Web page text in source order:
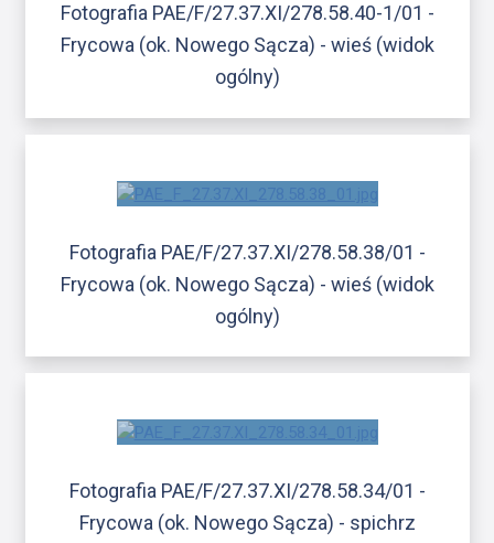
Fotografia PAE/F/27.37.XI/278.58.40-1/01 -
Frycowa (ok. Nowego Sącza) - wieś (widok
ogólny)
Fotografia PAE/F/27.37.XI/278.58.38/01 -
Frycowa (ok. Nowego Sącza) - wieś (widok
ogólny)
Fotografia PAE/F/27.37.XI/278.58.34/01 -
Frycowa (ok. Nowego Sącza) - spichrz